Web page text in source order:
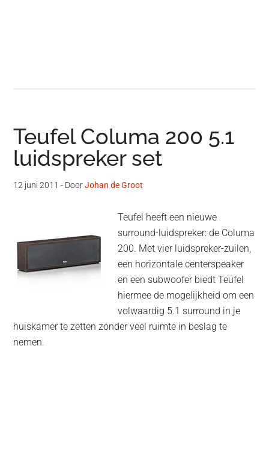
Teufel Columa 200 5.1
luidspreker set
12 juni 2011 - DoorJohan de Groot
Teufel heeft een nieuwe
surround-luidspreker: de Columa
200. Met vier luidspreker-zuilen,
een horizontale centerspeaker
en een subwoofer biedt Teufel
hiermee de mogelijkheid om een
volwaardig 5.1 surround in je
huiskamer te zetten zonder veel ruimte in beslag te
nemen.